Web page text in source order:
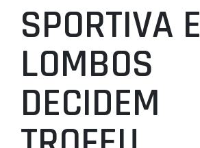
ÚLTIMAS
COMPETIÇÕES
ASSOCIAÇÕES
CLUBES
AGENTES
AGENDA
SPORTIVA E
LOMBOS
DECIDEM